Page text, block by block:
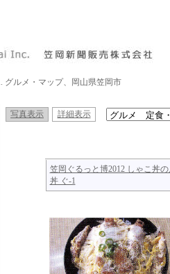
グルメ・マップ、岡山県笠岡市
写真表示 詳細表示
笠岡ぐるっと博2012 しゃこ丼
丼 ぐ-1